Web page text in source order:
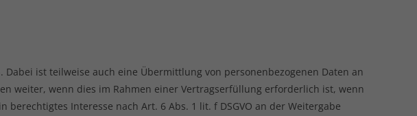
ist teilweise auch eine Übermittlung von personenbezogenen Daten an
weiter, wenn dies im Rahmen einer Vertragserfüllung erforderlich ist, wenn
Interesse nach Art. 6 Abs. 1 lit. f DSGVO an der Weitergabe